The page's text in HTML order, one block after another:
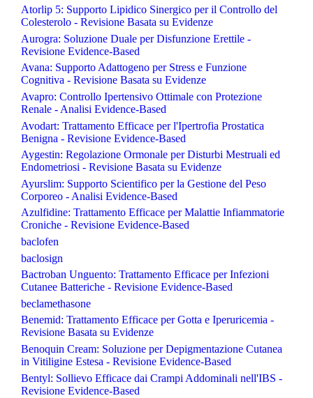
Atorlip 5: Supporto Lipidico Sinergico per il Controllo del
Colesterolo - Revisione Basata su Evidenze
Aurogra: Soluzione Duale per Disfunzione Erettile -
Revisione Evidence-Based
Avana: Supporto Adattogeno per Stress e Funzione
Cognitiva - Revisione Basata su Evidenze
Avapro: Controllo Ipertensivo Ottimale con Protezione
Renale - Analisi Evidence-Based
Avodart: Trattamento Efficace per l'Ipertrofia Prostatica
Benigna - Revisione Evidence-Based
Aygestin: Regolazione Ormonale per Disturbi Mestruali ed
Endometriosi - Revisione Basata su Evidenze
Ayurslim: Supporto Scientifico per la Gestione del Peso
Corporeo - Analisi Evidence-Based
Azulfidine: Trattamento Efficace per Malattie Infiammatorie
Croniche - Revisione Evidence-Based
baclofen
baclosign
Bactroban Unguento: Trattamento Efficace per Infezioni
Cutanee Batteriche - Revisione Evidence-Based
beclamethasone
Benemid: Trattamento Efficace per Gotta e Iperuricemia -
Revisione Basata su Evidenze
Benoquin Cream: Soluzione per Depigmentazione Cutanea
in Vitiligine Estesa - Revisione Evidence-Based
Bentyl: Sollievo Efficace dai Crampi Addominali nell'IBS -
Revisione Evidence-Based